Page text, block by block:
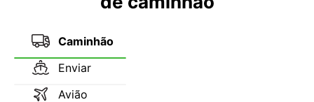
Caminhão
Enviar
Avião